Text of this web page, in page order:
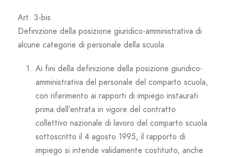
Art. 3-bis.
Definizione della posizione giuridico-amministrativa di
alcune categorie di personale della scuola
Ai fini della definizione della posizione giuridico-
amministrativa del personale del comparto scuola,
con riferimento ai rapporti di impiego instaurati
prima dell’entrata in vigore del contratto
collettivo nazionale di lavoro del comparto scuola
sottoscritto il 4 agosto 1995, il rapporto di
impiego si intende validamente costituito, anche